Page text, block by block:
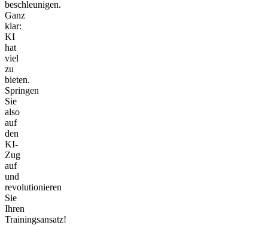
beschleunigen.
Ganz
klar:
KI
hat
viel
zu
bieten.
Springen
Sie
also
auf
den
KI-
Zug
auf
und
revolutionieren
Sie
Ihren
Trainingsansatz!